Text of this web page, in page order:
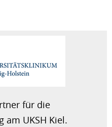
für die
am UKSH Kiel.